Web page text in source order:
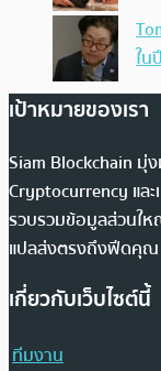
ใน
เป้าหมายของเรา
Siam Blockchain มุ่
Cryptocurrency และ
รวบรวมข้อมูลส่วนให
แปลส่งตรงถึงฟีดคุณ
เกี่ยวกับเว็บไซต์นี้
ทีมงาน